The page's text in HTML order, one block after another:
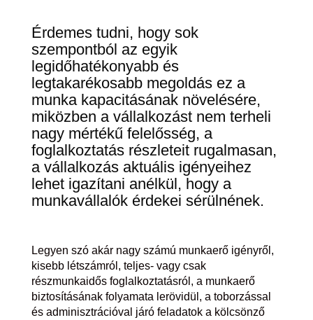
Érdemes tudni, hogy sok
szempontból az egyik
legidőhatékonyabb és
legtakarékosabb megoldás ez a
munka kapacitásának növelésére,
miközben a vállalkozást nem terheli
nagy mértékű felelősség, a
foglalkoztatás részleteit rugalmasan,
a vállalkozás aktuális igényeihez
lehet igazítani anélkül, hogy a
munkavállalók érdekei sérülnének.
Legyen szó akár nagy számú munkaerő igényről,
kisebb létszámról, teljes- vagy csak
részmunkaidős foglalkoztatásról, a munkaerő
biztosításának folyamata lerövidül, a toborzással
és adminisztrációval járó feladatok a kölcsönző